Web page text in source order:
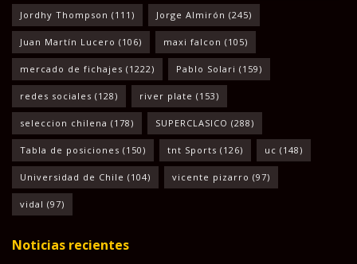
Jordhy Thompson (111) Jorge Almirón (245)
Juan Martín Lucero (106) maxi falcon (105)
mercado de fichajes (1222) Pablo Solari (159)
redes sociales (128) river plate (153)
seleccion chilena (178) SUPERCLASICO (288)
Tabla de posiciones (150) tnt Sports (126) uc (148)
Universidad de Chile (104) vicente pizarro (97)
vidal (97)
Noticias recientes